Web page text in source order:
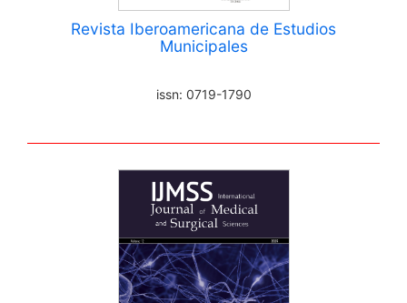
Revista Iberoamericana de Estudios
Municipales
issn: 0719-1790